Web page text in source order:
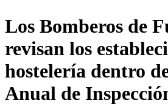
Los Bomberos de
revisan los
hostelería dentro
Anual de